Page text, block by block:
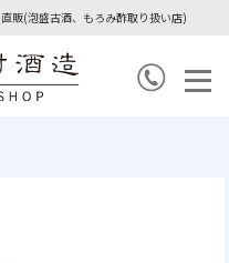
販(泡盛古酒、もろみ酢取り扱い店)